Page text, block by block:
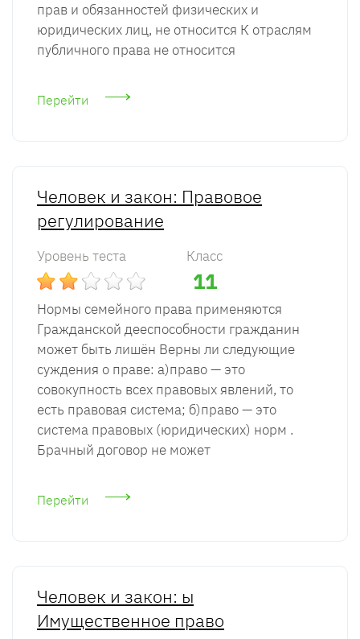
прав и обязанностей физических и
юридических лиц, не относится К отраслям
публичного права не относится
Перейти
Человек и закон: Правовое
регулирование
Уровень теста Класс
11
Нормы семейного права применяются
Гражданской дееспособности гражданин
может быть лишён Верны ли следующие
суждения о праве: а)право — это
совокупность всех правовых явлений, то
есть правовая система; б)право — это
система правовых (юридических) норм .
Брачный договор не может
Перейти
Человек и закон: ы
Имущественное право